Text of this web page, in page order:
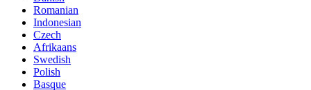
Romanian
Indonesian
Czech
Afrikaans
Swedish
Polish
Basque